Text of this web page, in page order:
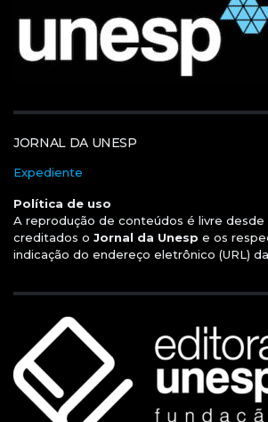
JORNAL DA UNESP
Expediente
Política de uso
A reprodução de conteúdos é livre desde
creditados o Jornal da Unesp e os
indicação do endereço eletrônico (URL)